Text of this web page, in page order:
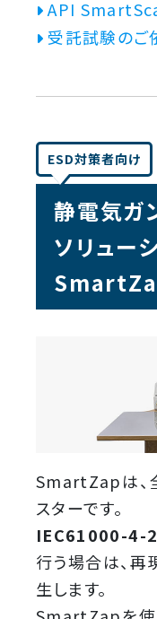
API
受託試験のご
ESD対策者向け
静電気ガ
ソリュー
SmartZapは、
スターです。
IEC61000-4-
行う場合は、
生します。